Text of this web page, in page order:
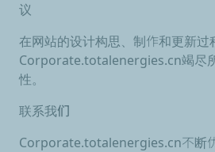
议
在网站的设计构思、制作和更新过
Corporate.totalenergies.cn竭尽
性。
联系我们
Corporate.totalenergies.cn不断